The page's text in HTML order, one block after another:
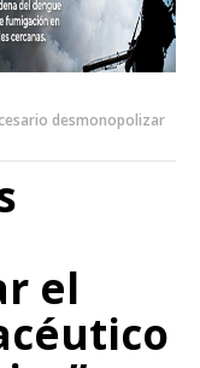
desmonopolizar
el